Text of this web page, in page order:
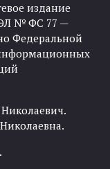
издание
ЭЛ № ФС 77 —
Федеральной